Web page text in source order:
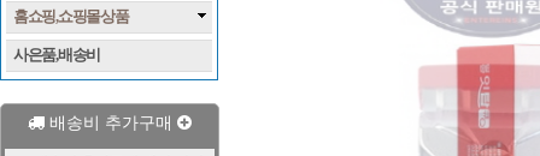
홈쇼핑,쇼핑몰상품
사은품,배송비
배송비 추가구매